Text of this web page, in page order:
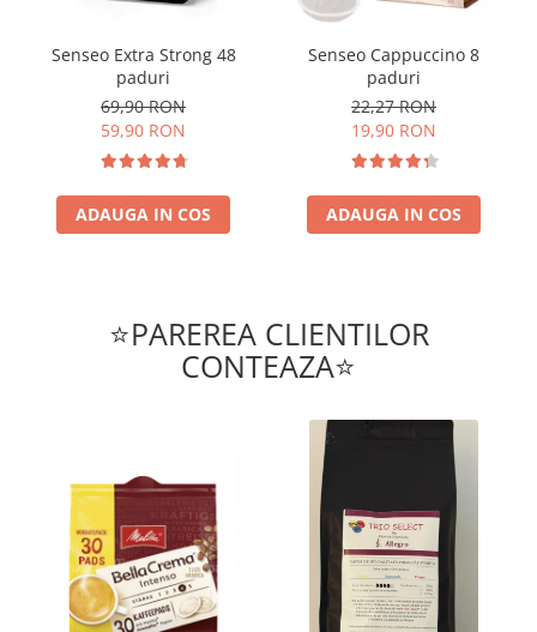
Senseo Extra Strong 48
paduri
69,90 RON
59,90 RON
ADAUGA IN COS
Senseo Cappuccino 8
paduri
22,27 RON
19,90 RON
ADAUGA IN COS
⭐PAREREA CLIENTILOR
CONTEAZA⭐